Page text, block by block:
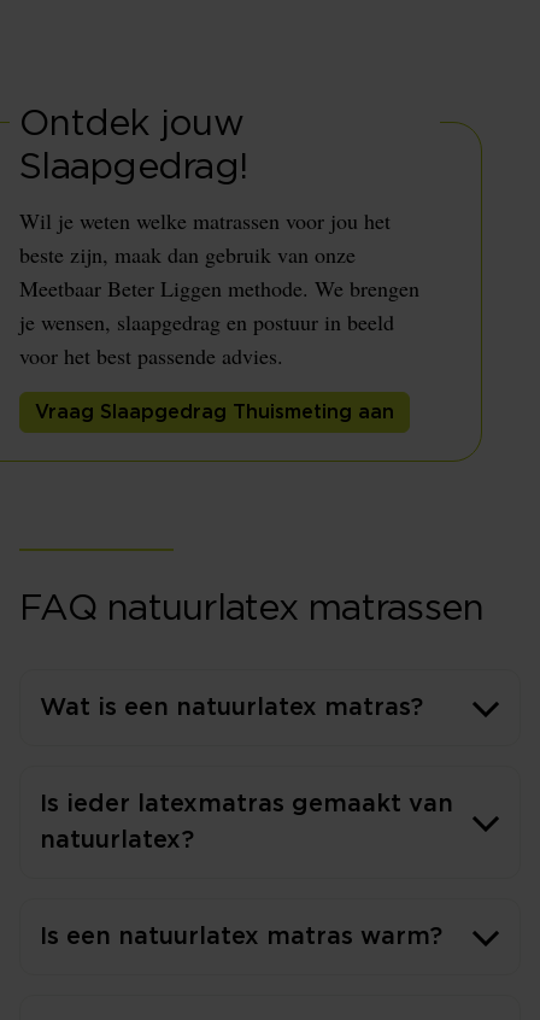
Ontdek jouw
Slaapgedrag!
Wil je weten welke matrassen voor jou het
beste zijn, maak dan gebruik van onze
Meetbaar Beter Liggen methode. We brengen
je wensen, slaapgedrag en postuur in beeld
voor het best passende advies.
Vraag Slaapgedrag Thuismeting aan
FAQ natuurlatex matrassen
Wat is een natuurlatex matras?
Is ieder latexmatras gemaakt van
natuurlatex?
Is een natuurlatex matras warm?